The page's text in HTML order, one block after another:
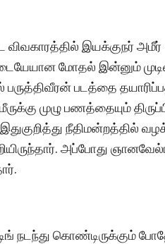
இயக்குநர் அமீர்
மோதல் இன்னும்
பருத்திவீரன் படத்தை
முழு பணத்தையும்
நீதிமன்றத்தில்
அப்போது
நடந்து கொண்டிருக்கும்